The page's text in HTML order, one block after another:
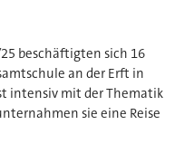
beschäftigten sich 16
an der Erft in
intensiv mit der Thematik
sie eine Reise